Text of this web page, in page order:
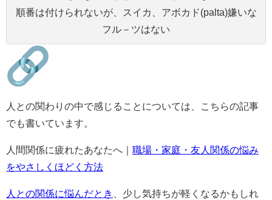
順番は付けられないが、スイカ、アボカド(palta)嫌いな
フル－ツはない
人との関わりの中で感じることについては、
こちらの記事
でも書いています。
人間関係に疲れたあなたへ｜ 職場・家庭・友人関係の悩み
をやさしくほどく方法
人との関係に悩んだとき
、少し気持ちが軽くなるかもしれ